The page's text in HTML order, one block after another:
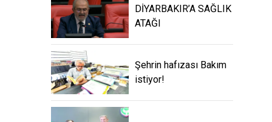
DİYARBAKIR’A SAĞLIK
ATAĞI
Şehrin hafızası Bakım
istiyor!